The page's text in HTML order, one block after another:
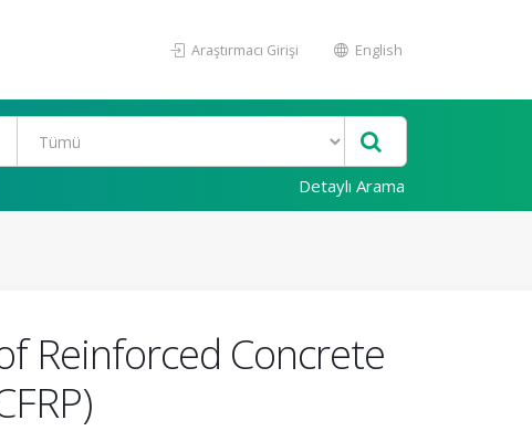
Araştırmacı Girişi English
Detaylı Arama
Reinforced Concrete